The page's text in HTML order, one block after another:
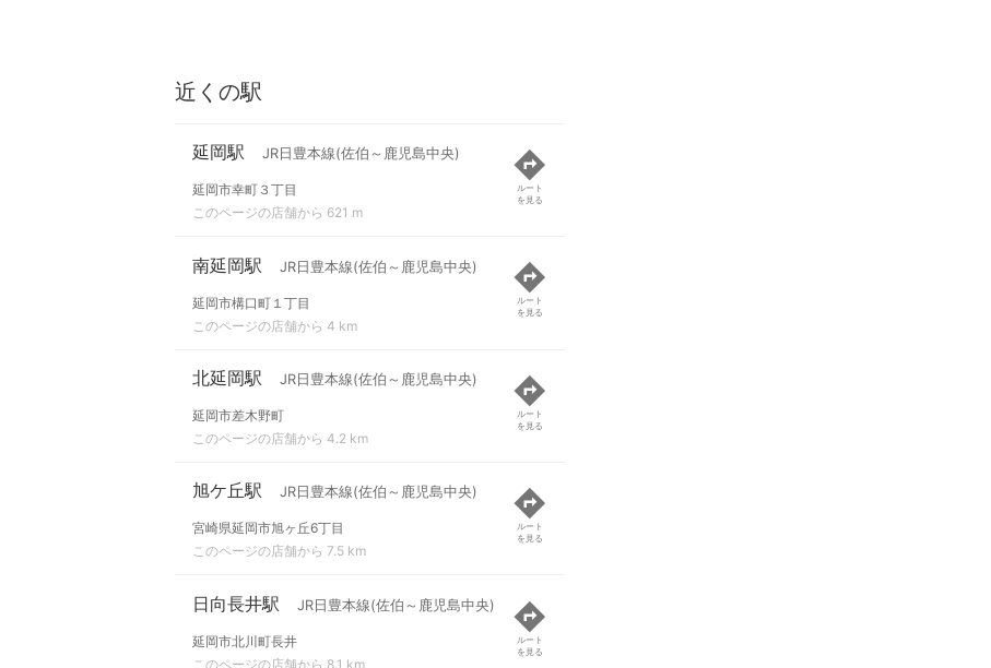
近くの駅
延岡駅 JR日豊本線(佐伯～鹿児島中央)
延岡市幸町３丁目
このページの店舗から 621 m
ルート
を見る
南延岡駅 JR日豊本線(佐伯～鹿児島中央)
延岡市構口町１丁目
このページの店舗から 4 km
ルート
を見る
北延岡駅 JR日豊本線(佐伯～鹿児島中央)
延岡市差木野町
このページの店舗から 4.2 km
ルート
を見る
旭ケ丘駅 JR日豊本線(佐伯～鹿児島中央)
宮崎県延岡市旭ヶ丘6丁目
このページの店舗から 7.5 km
ルート
を見る
日向長井駅 JR日豊本線(佐伯～鹿児島中央)
延岡市北川町長井
このページの店舗から 8.1 km
ルート
を見る